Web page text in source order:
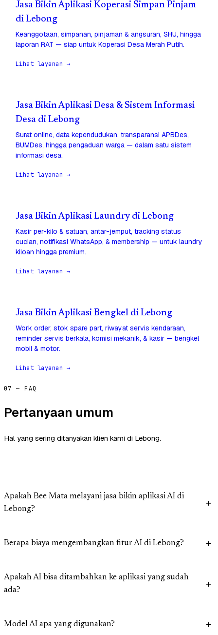
Jasa Bikin Aplikasi Koperasi Simpan Pinjam
di Lebong
Keanggotaan, simpanan, pinjaman & angsuran, SHU, hingga
laporan RAT — siap untuk Koperasi Desa Merah Putih.
Lihat layanan →
Jasa Bikin Aplikasi Desa & Sistem Informasi
Desa di Lebong
Surat online, data kependudukan, transparansi APBDes,
BUMDes, hingga pengaduan warga — dalam satu sistem
informasi desa.
Lihat layanan →
Jasa Bikin Aplikasi Laundry di Lebong
Kasir per-kilo & satuan, antar-jemput, tracking status
cucian, notifikasi WhatsApp, & membership — untuk laundry
kiloan hingga premium.
Lihat layanan →
Jasa Bikin Aplikasi Bengkel di Lebong
Work order, stok spare part, riwayat servis kendaraan,
reminder servis berkala, komisi mekanik, & kasir — bengkel
mobil & motor.
Lihat layanan →
07 — FAQ
Pertanyaan umum
Hal yang sering ditanyakan klien kami di Lebong.
Apakah Bee Mata melayani jasa bikin aplikasi AI di
Lebong?
Berapa biaya mengembangkan fitur AI di Lebong?
Apakah AI bisa ditambahkan ke aplikasi yang sudah
ada?
Model AI apa yang digunakan?